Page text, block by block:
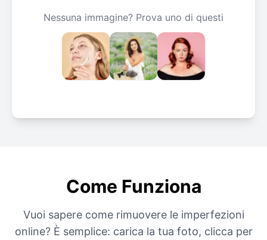
Nessuna immagine? Prova uno di questi
Come Funziona
Vuoi sapere come rimuovere le imperfezioni
online? È semplice: carica la tua foto, clicca per